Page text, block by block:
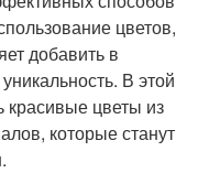
цветов,
добавить в
В этой
красивые цветы из
которые станут